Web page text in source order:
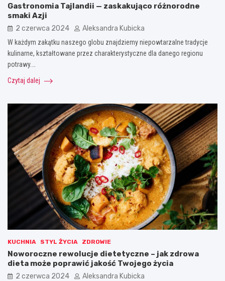
Gastronomia Tajlandii — zaskakująco różnorodne
smaki Azji
2 czerwca 2024 Aleksandra Kubicka
W każdym zakątku naszego globu znajdziemy niepowtarzalne tradycje
kulinarne, kształtowane przez charakterystyczne dla danego regionu
potrawy.…
Czytaj dalej
KUCHNIA STYL ŻYCIA ZDROWIE
Noworoczne rewolucje dietetyczne – jak zdrowa
dieta może poprawić jakość Twojego życia
2 czerwca 2024 Aleksandra Kubicka